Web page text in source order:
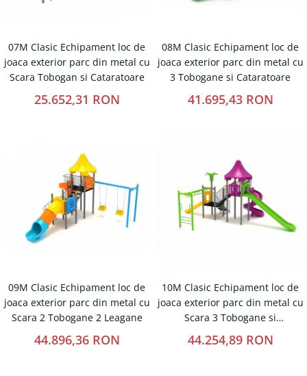
07M Clasic Echipament loc de
joaca exterior parc din metal cu
Scara Tobogan si Cataratoare
25.652,31 RON
08M Clasic Echipament loc de
joaca exterior parc din metal cu
3 Tobogane si Cataratoare
41.695,43 RON
09M Clasic Echipament loc de
joaca exterior parc din metal cu
Scara 2 Tobogane 2 Leagane
44.896,36 RON
10M Clasic Echipament loc de
joaca exterior parc din metal cu
Scara 3 Tobogane si
Cataratoare
44.254,89 RON